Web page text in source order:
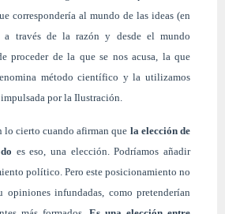
correspondería al mundo de las ideas (en
a través de la razón y desde el mundo
proceder de la que se nos acusa, la que
método científico y la utilizamos
por la Ilustración.
lo cierto cuando afirman que la elección de
es eso, una elección. Podríamos añadir
político. Pero este posicionamiento no
opiniones infundadas, como pretenderían